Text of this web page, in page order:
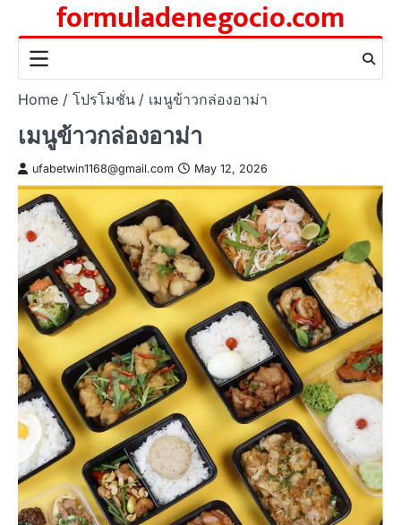
content
formuladenegocio.com
Home โปรโมชั่น เมนูข้าวกล่องอาม่า
เมนูข้าวกล่องอาม่า
ufabetwin1168@gmail.com May 12, 2026